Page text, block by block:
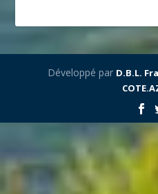
Développé par D.B.L.